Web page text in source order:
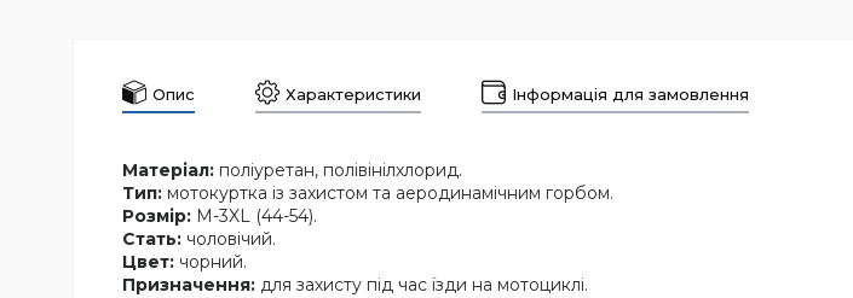
Опис Характеристики Інформація для замовлення
Матеріал: поліуретан, полівінілхлорид.
Тип: мотокуртка із захистом та аеродинамічним горбом.
Розмір: M-3XL (44-54).
Стать: чоловічий.
Цвет: чорний.
Призначення: для захисту під час їзди на мотоциклі.